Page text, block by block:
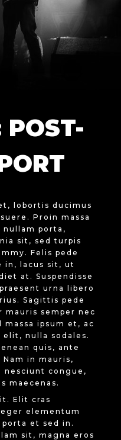
POST-
lobortis ducimus
Proin massa
nullam porta,
sit, sed turpis
Felis pede
in, lacus sit, ut
at. Suspendisse
urna libero
Sagittis pede
mauris semper nec
ipsum et, ac
nulla sodales.
quis, ante
in mauris,
nesciunt congue,
maecenas.
Elit cras
elementum
et sed in.
sit, magna eros